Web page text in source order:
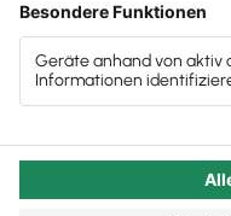
Autor:in:Patrick Nassall
Veröffentlicht:28.11.2024
Kategorie:
Ausbildung
Noch sind